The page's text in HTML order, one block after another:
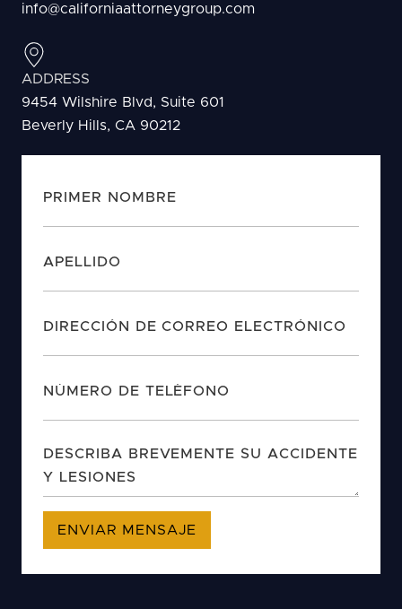
info@californiaattorneygroup.com
ADDRESS
9454 Wilshire Blvd, Suite 601
Beverly Hills, CA 90212